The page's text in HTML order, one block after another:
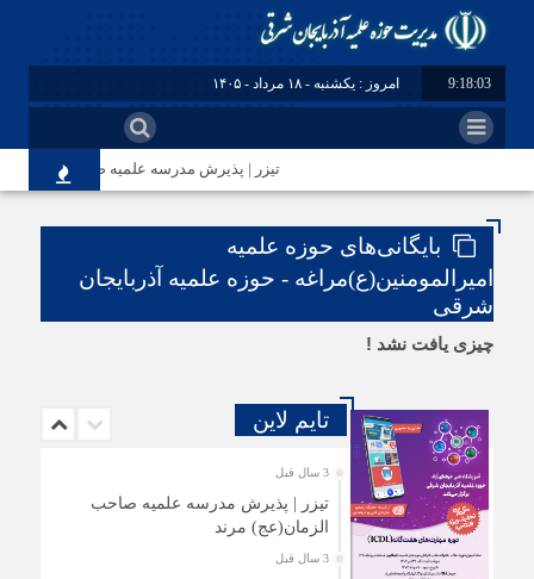
9:18:03 امروز : یکشنبه - ۱۸ مرداد - ۱۴۰۵
تیزر | پذیرش مدرسه علمیه صاحب
بایگانی‌های حوزه علمیه
امیرالمومنین(ع)مراغه - حوزه علمیه آذربایجان
شرقی
چیزی یافت نشد !
تایم لاین
3 سال قبل
تیزر | پذیرش مدرسه علمیه صاحب
الزمان(عج) مرند
3 سال قبل